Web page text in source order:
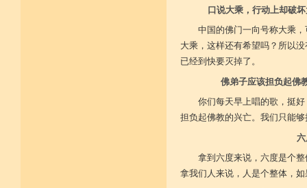
口说大乘，行动上却破
中国的佛门一向号称大乘
大乘，这样还有希望吗？所以
已经到快要灭掉了。
佛弟子应该担负起佛
你们每天早上唱的歌，挺
担负起佛教的兴亡。我们只能
拿到六度来说，六度是个
拿我们人来说，人是个整体，